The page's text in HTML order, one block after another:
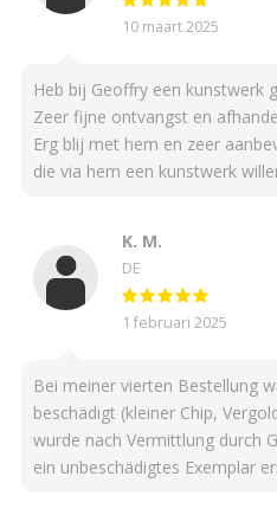
10 maart 2025
Heb bij Geoffry een kunstwerk
Zeer fijne ontvangst en
Erg blij met hem en zeer
die via hem een kunstwerk
K. M.
DE
1 februari 2025
Bei meiner vierten Bestellung
beschädigt (kleiner Chip,
wurde nach Vermittlung durch
ein unbeschädigtes Exemplar